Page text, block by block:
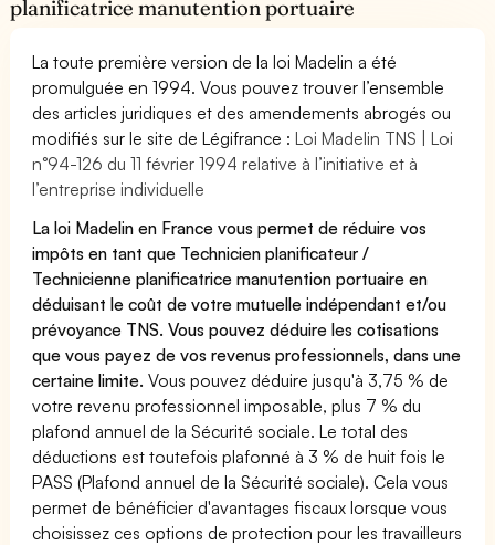
planificatrice manutention portuaire
La toute première version de la loi Madelin a été
promulguée en 1994. Vous pouvez trouver l’ensemble
des articles juridiques et des amendements abrogés ou
modifiés sur le site de Légifrance :Loi Madelin TNS | Loi
n°94-126 du 11 février 1994 relative à l’initiative et à
l’entreprise individuelle
La loi Madelin en France vous permet de réduire vos
impôts en tant que Technicien planificateur /
Technicienne planificatrice manutention portuaire en
déduisant le coût de votre mutuelle indépendant et/ou
prévoyance TNS. Vous pouvez déduire les cotisations
que vous payez de vos revenus professionnels, dans une
certaine limite.Vous pouvez déduire jusqu'à 3,75 % de
votre revenu professionnel imposable, plus 7 % du
plafond annuel de la Sécurité sociale. Le total des
déductions est toutefois plafonné à 3 % de huit fois le
PASS (Plafond annuel de la Sécurité sociale). Cela vous
permet de bénéficier d'avantages fiscaux lorsque vous
choisissez ces options de protection pour les travailleurs